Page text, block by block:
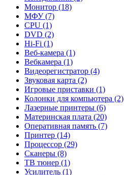
Монитор (18)
МФУ (7)
CPU (1)
DVD (2)
Hi-Fi (1)
Веб-камера (1)
Вебкамера (1)
Видеорегистратор (4)
Звуковая карта (2)
Игровые приставки (1)
Колонки для компьютера (2)
Лазерные принтеры (6)
Материнская плата (20)
Оперативная память (7)
Принтер (14)
Процессор (29)
Сканеры (8)
ТВ тюнер (1)
Усилитель (1)